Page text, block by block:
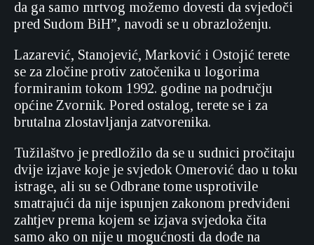
da ga samo mrtvog možemo dovesti da svjedoči
pred Sudom BiH”, navodi se u obrazloženju.
Lazarević, Stanojević, Marković i Ostojić terete
se za zločine protiv zatočenika u logorima
formiranim tokom 1992. godine na području
općine Zvornik. Pored ostalog, terete se i za
brutalna zlostavljanja zatvorenika.
Tužilaštvo je predložilo da se u sudnici pročitaju
dvije izjave koje je svjedok Omerović dao u toku
istrage, ali su se Odbrane tome usprotivile
smatrajući da nije ispunjen zakonom predviđeni
zahtjev prema kojem se izjava svjedoka čita
samo ako on nije u mogućnosti da dođe na